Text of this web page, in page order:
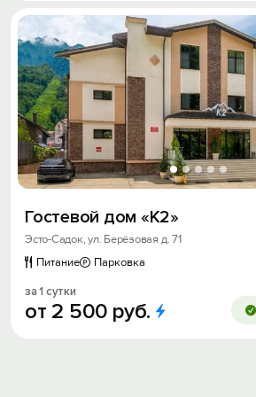
Гостевой дом «К2»
Эсто-Садок, ул. Берёзовая д. 71
Питание
Парковка
за 1 сутки
от 2 500 руб.